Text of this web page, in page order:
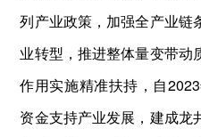
列产业政策，加强全产业链
业转型，推进整体量变带动
作用实施精准扶持，自
资金支持产业发展，建成龙